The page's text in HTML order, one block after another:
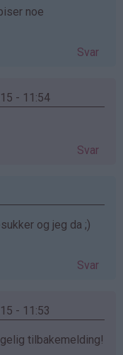
noe
Svar
- 11:54
Svar
og jeg da ;)
Svar
- 11:53
tilbakemelding!